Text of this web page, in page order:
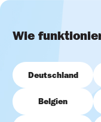
Wie
Deutschland
Belgien